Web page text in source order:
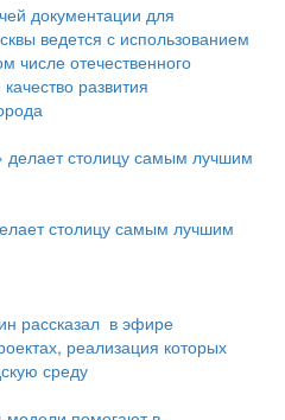
документации для
ведется с использованием
числе отечественного
развития
столицу самым лучшим
рассказал в эфире
реализация которых
среду